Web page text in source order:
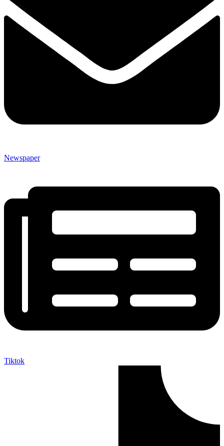
Newspaper
Tiktok